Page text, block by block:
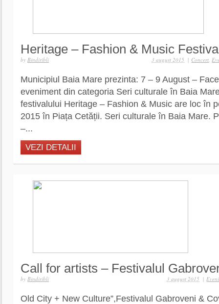
Heritage – Fashion & Music
by Bindiribli | Concert,
3 august 2015
Municipiul Baia Mare prezinta: 7 – 9 August –
eveniment din categoria Seri culturale în Baia
festivalului Heritage – Fashion & Music are loc în
2015 în Piața Cetății. Seri culturale în Baia Mare.
–...
VEZI DETALII
Call for artists – Festivalul
by Bindiribli |
3 august 2015
Old City + New Culture”,Festivalul Gabroveni &